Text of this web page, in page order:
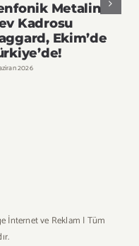
Metalin
Kadrosu
Ekim’de
2026
İnternet ve Reklam | Tüm